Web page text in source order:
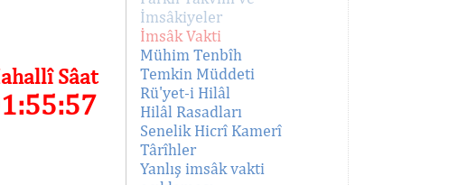
Sâat
İmsâkiyeler
İmsâk Vakti
Mühim Tenbîh
Temkin Müddeti
Rü'yet-i Hilâl
Hilâl Rasadları
Senelik Hicrî Kamerî
Târîhler
Yanlış imsâk vakti